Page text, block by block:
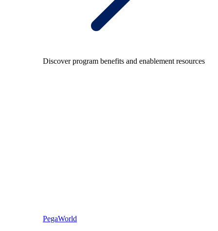
Discover program benefits and enablement resources
PegaWorld